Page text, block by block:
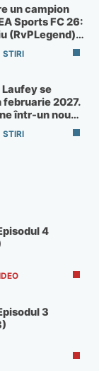
un campion
Sports FC 26:
(RvPLegend)
de la Paris
STIRI
Laufey se
februarie 2027.
într-un nou
STIRI
4
3